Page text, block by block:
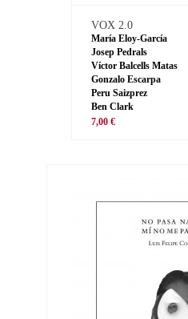
VOX 2.0
María Eloy-García
Josep Pedrals
Víctor Balcells Matas
Gonzalo Escarpa
Peru Saizprez
Ben Clark
7,00 €